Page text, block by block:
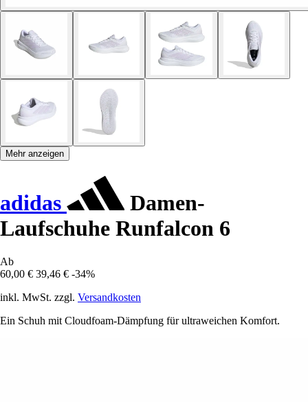
Mehr anzeigen
adidas
Damen-
Laufschuhe Runfalcon 6
Ab
60,00 € 39,46 € -34%
inkl. MwSt. zzgl. Versandkosten
Ein Schuh mit Cloudfoam-Dämpfung für ultraweichen Komfort.